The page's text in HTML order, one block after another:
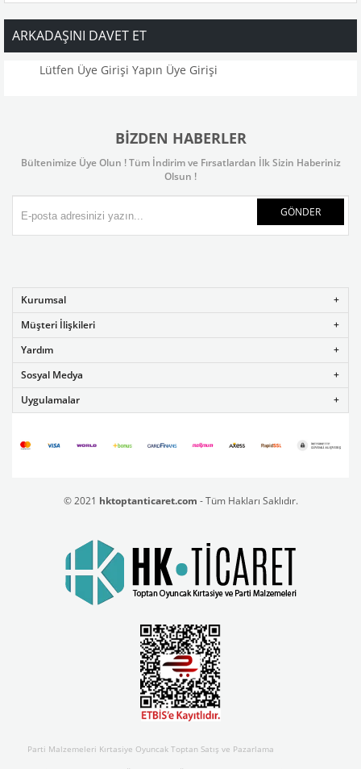
ARKADAŞINI DAVET ET
Lütfen Üye Girişi Yapın Üye Girişi
BIZDEN HABERLER
Bültenimize Üye Olun ! Tüm İndirim ve Fırsatlardan İlk Sizin Haberiniz
Olsun !
GÖNDER
Kurumsal
Müşteri İlişkileri
Yardım
Sosyal Medya
Uygulamalar
© 2021 hktoptanticaret.com - Tüm Hakları Saklıdır.
Parti Malzemeleri Kırtasiye Oyuncak Toptan Satış ve Pazarlama